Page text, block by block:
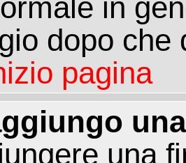
in
dopo che
pagina
una